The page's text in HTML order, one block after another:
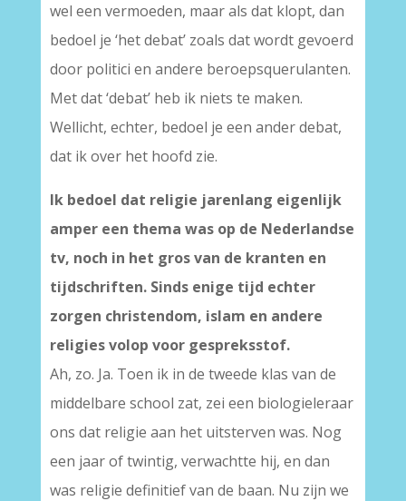
wel een vermoeden, maar als dat klopt, dan
bedoel je ‘het debat’ zoals dat wordt gevoerd
door politici en andere beroepsquerulanten.
Met dat ‘debat’ heb ik niets te maken.
Wellicht, echter, bedoel je een ander debat,
dat ik over het hoofd zie.
Ik bedoel dat religie jarenlang eigenlijk
amper een thema was op de Nederlandse
tv, noch in het gros van de kranten en
tijdschriften. Sinds enige tijd echter
zorgen christendom, islam en andere
religies volop voor gespreksstof.
Ah, zo. Ja. Toen ik in de tweede klas van de
middelbare school zat, zei een biologieleraar
ons dat religie aan het uitsterven was. Nog
een jaar of twintig, verwachtte hij, en dan
was religie definitief van de baan. Nu zijn we